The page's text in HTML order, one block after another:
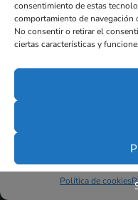
consentimiento de estas
comportamiento de
No consentir o retirar el
ciertas características y
Política de cookies
Clínica Dental DEN
+34 932 18 80 80